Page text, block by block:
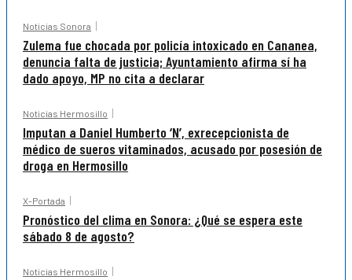
Noticias Sonora
Zulema fue chocada por policía intoxicado en Cananea,
denuncia falta de justicia; Ayuntamiento afirma sí ha
dado apoyo, MP no cita a declarar
Noticias Hermosillo
Imputan a Daniel Humberto ‘N’, exrecepcionista de
médico de sueros vitaminados, acusado por posesión de
droga en Hermosillo
X-Portada
Pronóstico del clima en Sonora: ¿Qué se espera este
sábado 8 de agosto?
Noticias Hermosillo